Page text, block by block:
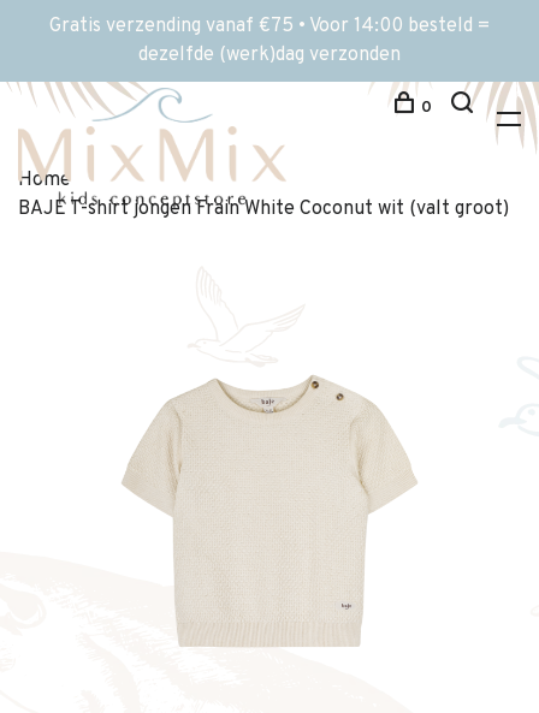
Gratis verzending vanaf €75 • Voor 14:00 besteld =
dezelfde (werk)dag verzonden
0
Home
BAJE T-shirt jongen Frain White Coconut wit (valt groot)